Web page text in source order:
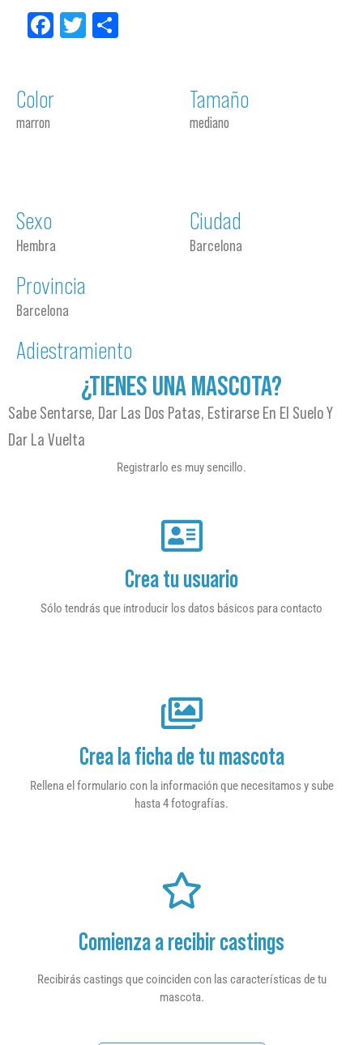
Facebook
Twitter
Color
marron
Tamaño
mediano
Sexo
Hembra
Ciudad
Barcelona
Provincia
Barcelona
Adiestramiento
¿TIENES UNA MASCOTA?
Sabe Sentarse, Dar Las Dos Patas, Estirarse En El Suelo Y
Dar La Vuelta
Registrarlo es muy sencillo.
Crea tu usuario
Sólo tendrás que introducir los datos básicos para contacto
Crea la ficha de tu mascota
Rellena el formulario con la información que necesitamos y sube
hasta 4 fotografías.
Comienza a recibir castings
Recibirás castings que coinciden con las características de tu
mascota.